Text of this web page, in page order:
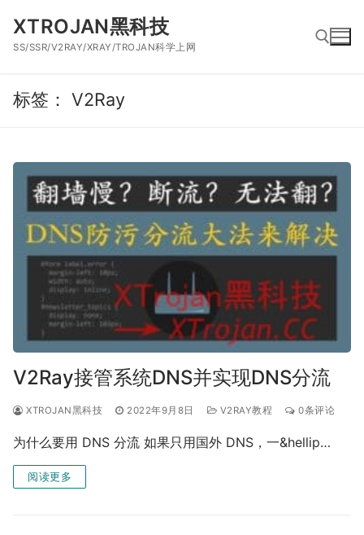
XTROJAN黑科技
SS/SSR/V2RAY/XRAY/TROJAN科学上网
标签： V2Ray
V2Ray接管系统DNS并实现DNS分流
XTROJAN黑科技 2022年9月8日 V2RAY教程 0条评论
为什么要用 DNS 分流 如果只用国外 DNS，一&hellip…
阅读更多